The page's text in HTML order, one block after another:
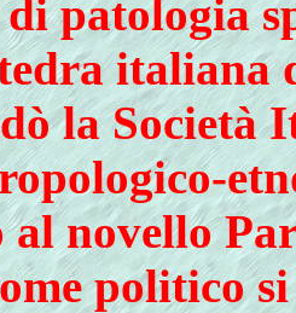
patologia
italiana
la Società
novello
politico